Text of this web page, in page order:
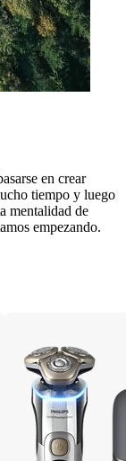
en crear
tiempo y luego
mentalidad de
empezando.